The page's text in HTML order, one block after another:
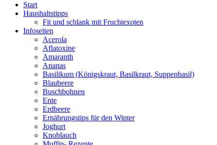
Start
Haushaltstipps
Fit und schlank mit Fruchtexoten
Infoseiten
Acerola
Aflatoxine
Amaranth
Ananas
Basilikum (Königskraut, Basilkraut, Suppenbasil)
Blaubeere
Buschbohnen
Ente
Erdbeere
Ernährungstips für den Winter
Joghurt
Knoblauch